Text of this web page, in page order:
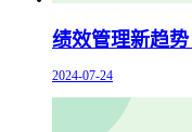
绩效管理新趋
2024-07-24